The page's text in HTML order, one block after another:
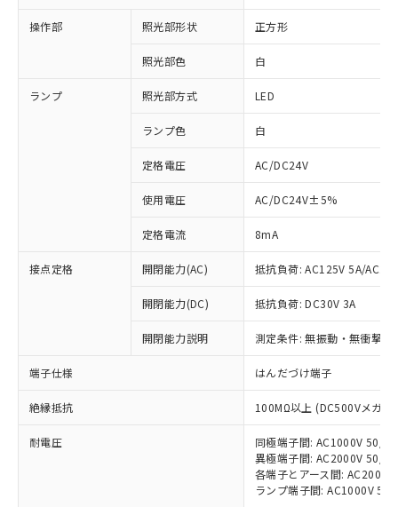
操作部 照光部形状 正方形
照光部色 白
ランプ 照光部方式 LED
ランプ色 白
定格電圧 AC/DC24V
使用電圧 AC/DC24V±5%
定格電流 8mA
接点定格 開閉能力(AC) 抵抗負荷: AC125V 5A/
開閉能力(DC) 抵抗負荷: DC30V 3A
開閉能力説明 測定条件: 無振動・無衝撃
端子仕様 はんだづけ端子
絶縁抵抗 100MΩ以上 (DC500Vメガ)
耐電圧
同極端子間: AC1000V 50/
異極端子間: AC2000V 50/
各端子とアース間:
ランプ端子間: AC1000V
以下の条件をお読みいただき、同意のうえ
※1 対応状況
対応済み：EU RoHS指令（10物質）の
非含有に対応した製品が提供可能な商品で
す。
対応予定：EU RoHS指令（10物質）の非含
有に対応した製品に切り替える予定のある
対応予定なし：EU RoHS指令（10物質）の
非含有に非対応の商品で、対応品を出す予